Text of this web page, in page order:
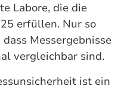
Labore, die die
erfüllen. Nur so
Messergebnisse
vergleichbar sind.
ist ein